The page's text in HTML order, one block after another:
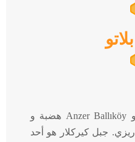
Anzer Plateau اسم آخر هو Anzer Ballıköy هضبة و
جبل كيركلار هو أحد